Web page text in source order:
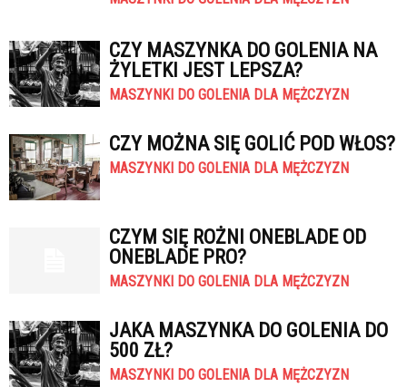
CZY MASZYNKA DO GOLENIA NA
ŻYLETKI JEST LEPSZA?
MASZYNKI DO GOLENIA DLA MĘŻCZYZN
CZY MOŻNA SIĘ GOLIĆ POD WŁOS?
MASZYNKI DO GOLENIA DLA MĘŻCZYZN
CZYM SIĘ ROŻNI ONEBLADE OD
ONEBLADE PRO?
MASZYNKI DO GOLENIA DLA MĘŻCZYZN
JAKA MASZYNKA DO GOLENIA DO
500 ZŁ?
MASZYNKI DO GOLENIA DLA MĘŻCZYZN